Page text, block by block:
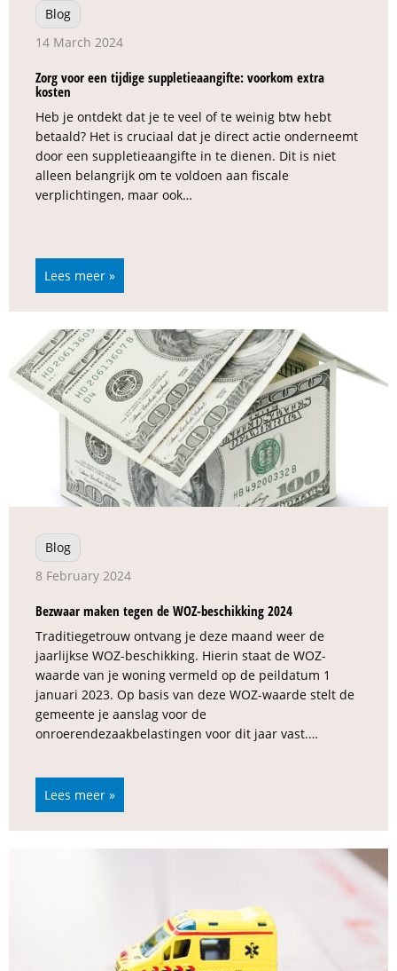
Blog
14 March 2024
Zorg voor een tijdige suppletieaangifte: voorkom extra
kosten
Heb je ontdekt dat je te veel of te weinig btw hebt
betaald? Het is cruciaal dat je direct actie onderneemt
door een suppletieaangifte in te dienen. Dit is niet
alleen belangrijk om te voldoen aan fiscale
verplichtingen, maar ook…
Lees meer »
Blog
8 February 2024
Bezwaar maken tegen de WOZ-beschikking 2024
Traditiegetrouw ontvang je deze maand weer de
jaarlijkse WOZ-beschikking. Hierin staat de WOZ-
waarde van je woning vermeld op de peildatum 1
januari 2023. Op basis van deze WOZ-waarde stelt de
gemeente je aanslag voor de
onroerendezaakbelastingen voor dit jaar vast.…
Lees meer »